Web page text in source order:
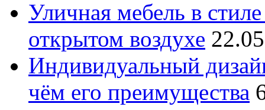
Уличная мебель в
открытом воздухе
Индивидуальный
чём его преимущества